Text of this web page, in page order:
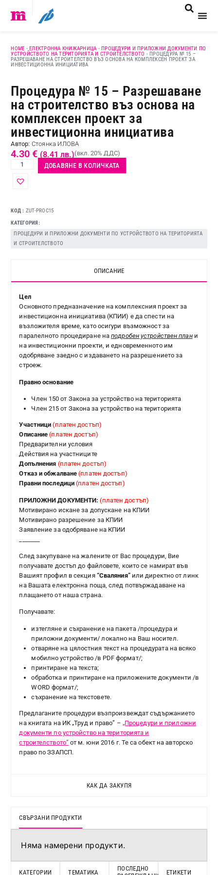
HOME -ЕЛЕКТРОННА КНИЖАРНИЦА -ПРОЦЕДУРИ И ПРИЛОЖНИ ДОКУМЕНТИ ПО
УСТРОЙСТВОТО НА ТЕРИТОРИЯТА И СТРОИТЕЛСТВОТО - ПРОЦЕДУРА № 15 –
РАЗРЕШАВАНЕ НА СТРОИТЕЛСТВО ВЪЗ ОСНОВА НА КОМПЛЕКСЕН ПРОЕКТ ЗА
ИНВЕСТИЦИОННА ИНИЦИАТИВА
Процедура № 15 – Разрешаване
на строителство въз основа на
комплексен проект за
инвестиционна инициатива
Автор: Стоянка ИЛОВА
4.30€ (8.41 лв.)(вкл. 20% ДДС)
ДОБАВЯНЕ В КОЛИЧКАТА
КОД ZUT-PROC15
КАТЕГОРИЯ
ПРОЦЕДУРИ И ПРИЛОЖНИ ДОКУМЕНТИ ПО УСТРОЙСТВОТО НА ТЕРИТОРИЯТА
И СТРОИТЕЛСТВОТО
ОПИСАНИЕ
КАК ДА ЗАКУПЯ
Цел
Основното предназначение на комплексния проект за
инвестиционна инициатива (КПИИ) е да спести на
възложителя време, като осигури възможност за
паралелното процедиране наподробен устройствен плани
на инвестиционни проекти, и едновременното им
одобряване заедно с издаването на разрешението за
строеж.
Правно основание
Член 150 от Закона за устройство на територията
Член 215 от Закона за устройство на територията
Участници (платен достъп)
Описание (платен достъп)
Предварителни условия
Действия на участниците
Допълнения (платен достъп)
Отказ и обжалване (платен достъп)
Правни последици (платен достъп)
ПРИЛОЖНИ ДОКУМЕНТИ: (платен достъп)
Мотивирано искане за допускане на КПИИ
Мотивирано разрешение за КПИИ
Заявление за одобряване на КПИИ
След закупуване на жалените от Вас процедури, Вие
получавате достъп до файловете, които се намират във
Вашият профил в секция “Сваляния” или директно от линк
на Вашата електронна поща, след потвържадаване на
плащането от наша страна.
Получавате:
изтегляне и съхранение на пакета /процедура и
приложни документи/ локално на Ваш носител.
отваряне на цялостния текст на процедурата на всяко
мобилно устройство /в PDF формат/;
принтиране на текста;
обработка и принтиране на приложените документи /в
WORD формат/;
съхранение на текстовете.
Предлаганите процедури възпроизвеждат съдържанието
на книгата на ИК „Труд и право” – „Процедури и приложни
документи по устройство на територията и
строителството”от м. юни 2016 г. Те са обект на авторско
право по ЗЗАПСП.
СВЪРЗАНИ ПРОДУКТИ
Няма намерени продукти.
КАТЕГОРИИ ТЕМАТИКА
ПОСЛЕДНО
ЕТИКЕТИ